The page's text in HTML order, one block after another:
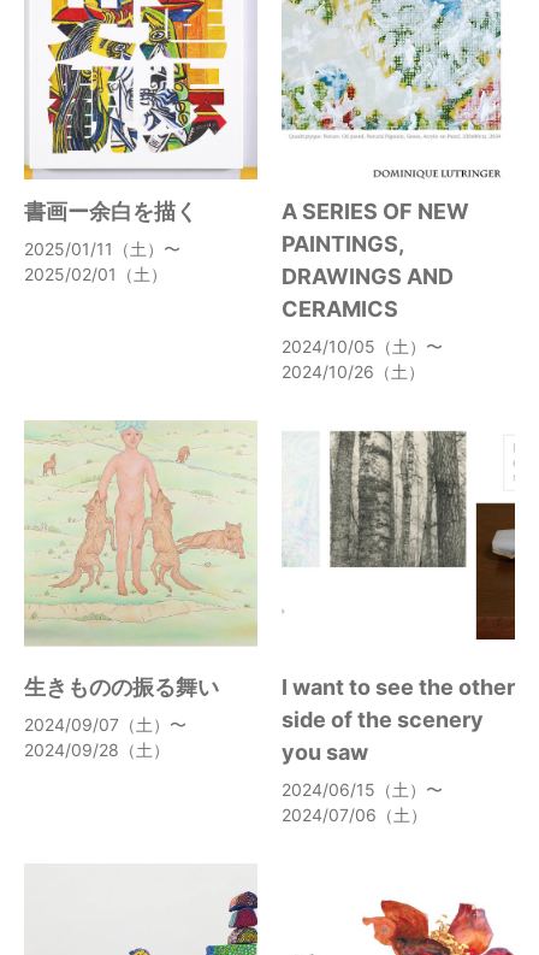
書画ー余白を描く
2025/01/11（土）〜
2025/02/01（土）
A SERIES OF NEW
PAINTINGS,
DRAWINGS AND
CERAMICS
2024/10/05（土）〜
2024/10/26（土）
生きものの振る舞い
2024/09/07（土）〜
2024/09/28（土）
I want to see the other
side of the scenery
you saw
2024/06/15（土）〜
2024/07/06（土）